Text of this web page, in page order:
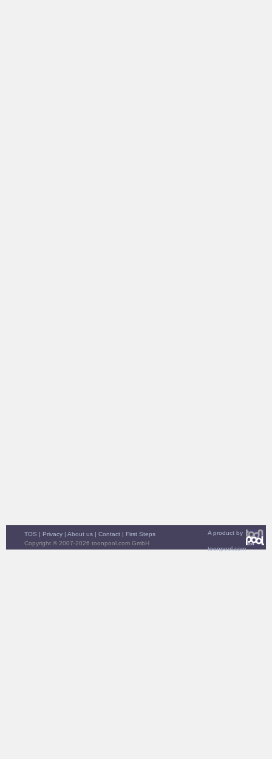
A product by
toonpool.com
TOS | Privacy | About us | Contact | First Steps
Copyright © 2007-2026 toonpool.com GmbH